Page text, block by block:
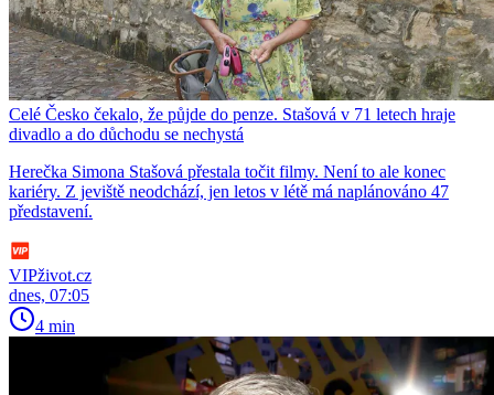
Celé Česko čekalo, že půjde do penze. Stašová v 71 letech hraje
divadlo a do důchodu se nechystá
Herečka Simona Stašová přestala točit filmy. Není to ale konec
kariéry. Z jeviště neodchází, jen letos v létě má naplánováno 47
představení.
VIPživot.cz
dnes, 07:05
4 min